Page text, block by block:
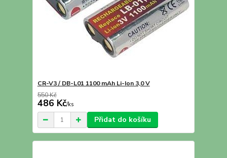
CR-V3 / DB-L01 1100 mAh Li-Ion 3,0 V
550 Kč
486 Kč/ks
Přidat do košíku